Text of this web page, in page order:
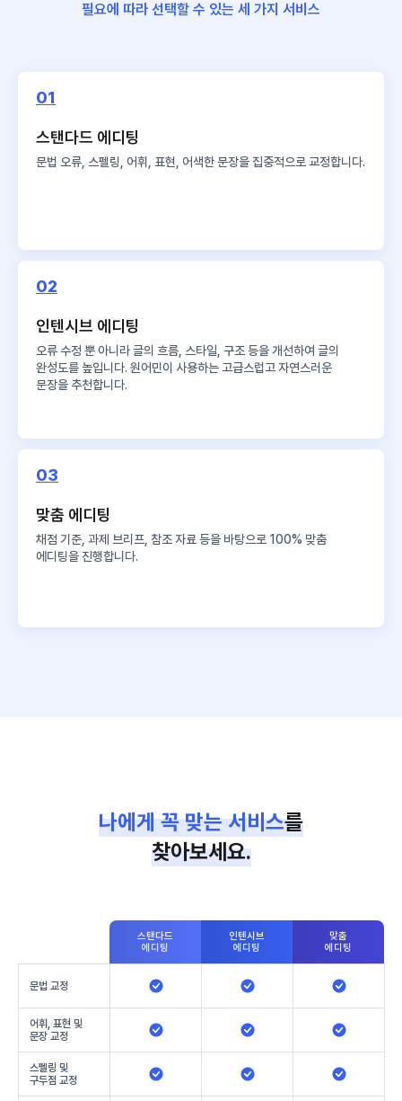
필요에 따라 선택할 수 있는 세 가지 서비스
01
스탠다드 에디팅
문법 오류, 스펠링, 어휘, 표현, 어색한 문장을 집중적으로 교정합니다.
02
인텐시브 에디팅
오류 수정 뿐 아니라 글의 흐름, 스타일, 구조 등을 개선하여 글의
완성도를 높입니다. 원어민이 사용하는 고급스럽고 자연스러운
문장을 추천합니다.
03
맞춤 에디팅
채점 기준, 과제 브리프, 참조 자료 등을 바탕으로 100% 맞춤
에디팅을 진행합니다.
나에게 꼭 맞는 서비스를
찾아보세요.
스탠다드
에디팅
인텐시브
에디팅
맞춤
에디팅
문법 교정
어휘, 표현 및
문장 교정
스펠링 및
구두점 교정